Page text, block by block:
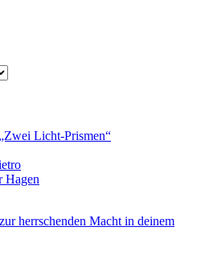
Licht-Prismen“
Hagen
herrschenden Macht in deinem